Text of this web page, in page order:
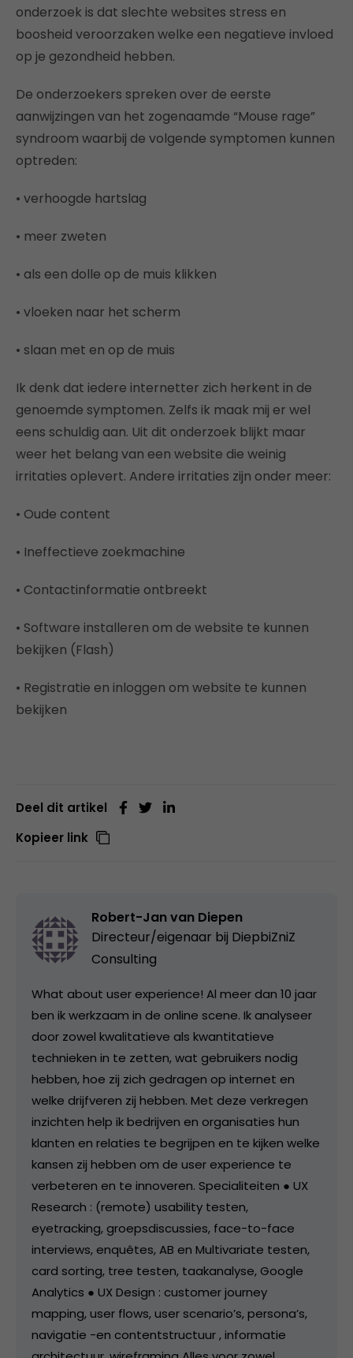
onderzoek is dat slechte websites stress en
boosheid veroorzaken welke een negatieve invloed
op je gezondheid hebben.
De onderzoekers spreken over de eerste
aanwijzingen van het zogenaamde “Mouse rage”
syndroom waarbij de volgende symptomen kunnen
optreden:
• verhoogde hartslag
• meer zweten
• als een dolle op de muis klikken
• vloeken naar het scherm
• slaan met en op de muis
Ik denk dat iedere internetter zich herkent in de
genoemde symptomen. Zelfs ik maak mij er wel
eens schuldig aan. Uit dit onderzoek blijkt maar
weer het belang van een website die weinig
irritaties oplevert. Andere irritaties zijn onder meer:
• Oude content
• Ineffectieve zoekmachine
• Contactinformatie ontbreekt
• Software installeren om de website te kunnen
bekijken (Flash)
• Registratie en inloggen om website te kunnen
bekijken
Deel dit artikel
Kopieer link
Robert-Jan van Diepen
Directeur/eigenaar bij DiepbiZniZ
Consulting
What about user experience! Al meer dan 10 jaar
ben ik werkzaam in de online scene. Ik analyseer
door zowel kwalitatieve als kwantitatieve
technieken in te zetten, wat gebruikers nodig
hebben, hoe zij zich gedragen op internet en
welke drijfveren zij hebben. Met deze verkregen
inzichten help ik bedrijven en organisaties hun
klanten en relaties te begrijpen en te kijken welke
kansen zij hebben om de user experience te
verbeteren en te innoveren. Specialiteiten ● UX
Research : (remote) usability testen,
eyetracking, groepsdiscussies, face-to-face
interviews, enquêtes, AB en Multivariate testen,
card sorting, tree testen, taakanalyse, Google
Analytics ● UX Design : customer journey
mapping, user flows, user scenario’s, persona’s,
navigatie -en contentstructuur , informatie